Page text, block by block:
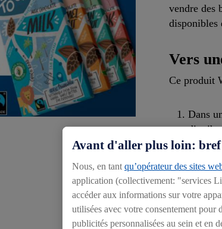
vendre des
disponibles
Vers
Ce produit
Dans
stricte
une
Dans un
Avant d'aller plus loin: bref
Nous, en tant qu’opérateur des sites
application (collectivement: "services
accéder aux informations sur votre
utilisées avec votre consentement pour
publicités personnalisées au sein et en